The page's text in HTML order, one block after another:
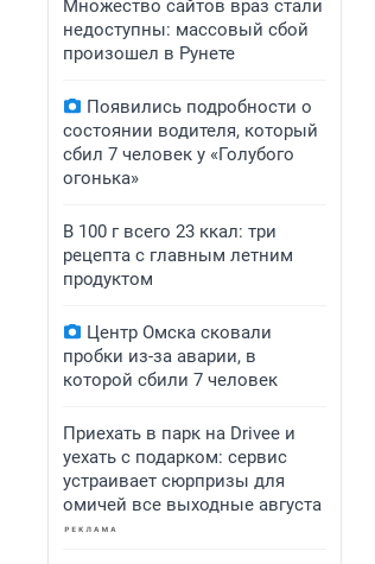
Множество сайтов враз стали
недоступны: массовый сбой
произошел в Рунете
Появились подробности о
состоянии водителя, который
сбил 7 человек у «Голубого
огонька»
В 100 г всего 23 ккал: три
рецепта с главным летним
продуктом
Центр Омска сковали
пробки из-за аварии, в
которой сбили 7 человек
Приехать в парк на Drivee и
уехать с подарком: сервис
устраивает сюрпризы для
омичей все выходные августа